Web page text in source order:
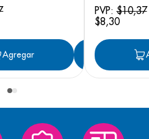
Agregar
PVP:$10,37
$8,30